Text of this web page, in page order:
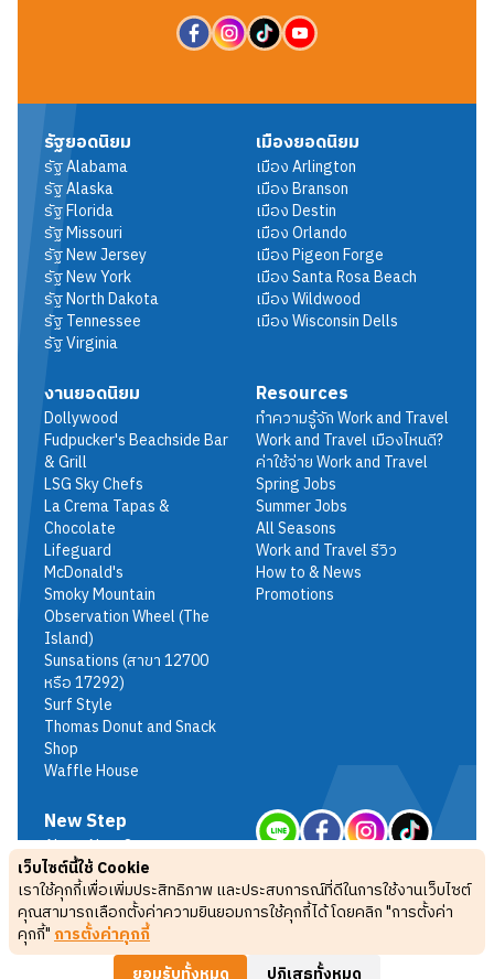
เว็บไซต์นี้ใช้ Cookie
เราใช้คุกกี้เพื่อเพิ่มประสิทธิภาพ และประสบการณ์ที่ดีในการใช้งานเว็บไซต์
คุณสามารถเลือกตั้งค่าความยินยอมการใช้คุกกี้ได้ โดยคลิก "การตั้งค่า
คุกกี้"การตั้งค่าคุกกี้
รัฐยอดนิยม
รัฐAlabama
รัฐAlaska
รัฐFlorida
รัฐMissouri
รัฐNew Jersey
รัฐNew York
รัฐNorth Dakota
รัฐTennessee
รัฐVirginia
เมืองยอดนิยม
เมืองArlington
เมืองBranson
เมืองDestin
เมืองOrlando
เมืองPigeon Forge
เมืองSanta Rosa Beach
เมืองWildwood
เมืองWisconsin Dells
งานยอดนิยม
Dollywood
Fudpucker's Beachside Bar
& Grill
LSG Sky Chefs
La Crema Tapas &
Chocolate
Lifeguard
McDonald's
Smoky Mountain
Observation Wheel (The
Island)
Sunsations (สาขา 12700
หรือ 17292)
Surf Style
Thomas Donut and Snack
Shop
Waffle House
Resources
ทำความรู้จัก Work and Travel
Work and Travel เมืองไหนดี?
ค่าใช้จ่าย Work and Travel
Spring Jobs
Summer Jobs
All Seasons
Work and Travel รีวิว
How to & News
Promotions
New Step
About New Step
Terms & Conditions
Privacy Policy
FAQ